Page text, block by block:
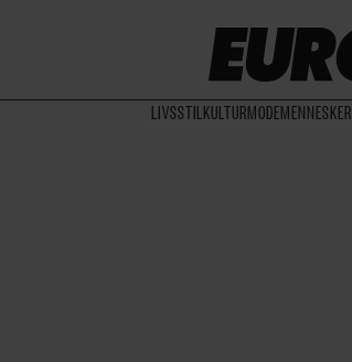
LIVSSTIL KULTURMODEMENNESKER